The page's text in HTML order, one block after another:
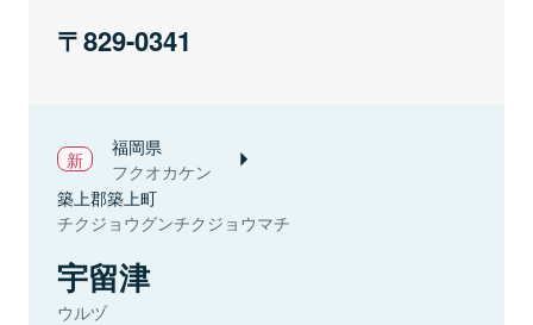
829-0341
福岡県
フクオカケン
築上郡築上町
チクジョウグンチクジョウマチ
宇留津
ウルヅ